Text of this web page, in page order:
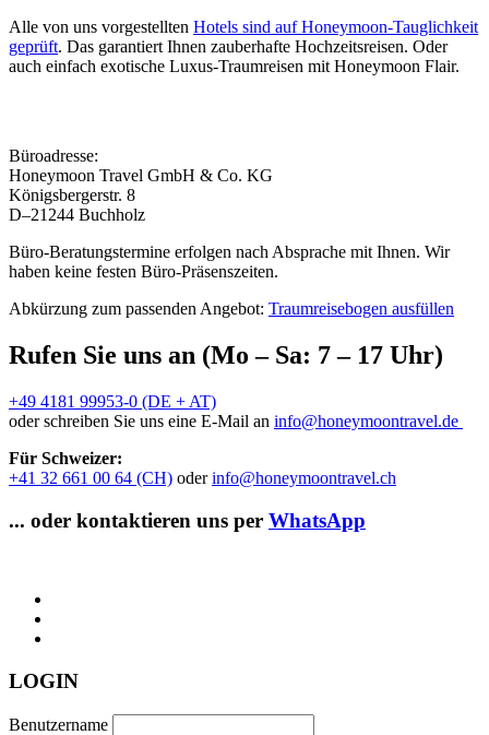
Alle von uns vorgestellten Hotels sind auf Honeymoon-Tauglichkeit
geprüft. Das garantiert Ihnen zauberhafte Hochzeitsreisen. Oder
auch einfach exotische Luxus-Traumreisen mit Honeymoon Flair.
Büroadresse:
Honeymoon Travel GmbH & Co. KG
Königsbergerstr. 8
D–21244 Buchholz
Büro-Beratungstermine erfolgen nach Absprache mit Ihnen. Wir
haben keine festen Büro-Präsenszeiten.
Abkürzung zum passenden Angebot: Traumreisebogen ausfüllen
Rufen Sie uns an (Mo – Sa: 7 – 17 Uhr)
+49 4181 99953-0 (DE + AT)
oder schreiben Sie uns eine E-Mail an info@honeymoontravel.de
Für Schweizer:
+41 32 661 00 64 (CH) oderinfo@honeymoontravel.ch
... oder kontaktieren uns per WhatsApp
LOGIN
Benutzername